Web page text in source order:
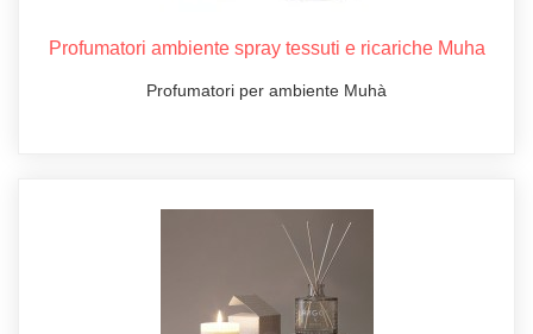
Profumatori ambiente spray tessuti e ricariche Muha
Profumatori per ambiente Muhà